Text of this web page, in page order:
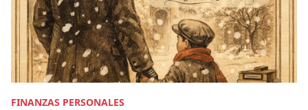
FINANZAS PERSONALES